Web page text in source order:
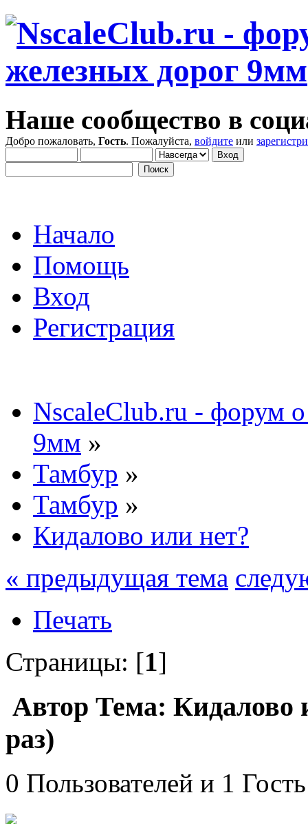
Наше сообщество в
Добро пожаловать, Гость. Пожалуйста, войдите или
Начало
Помощь
Вход
Регистрация
NscaleClub.ru - форум
9мм »
Тамбур »
Тамбур »
Кидалово или нет?
« предыдущая тема
Печать
Страницы: [1]
Автор Тема: Кидалово
раз)
0 Пользователей и 1